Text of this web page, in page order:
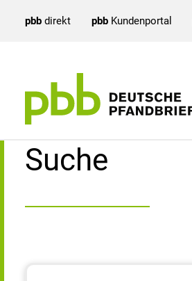
pbb direkt pbb Kundenportal
Suchergebnisse
Suche